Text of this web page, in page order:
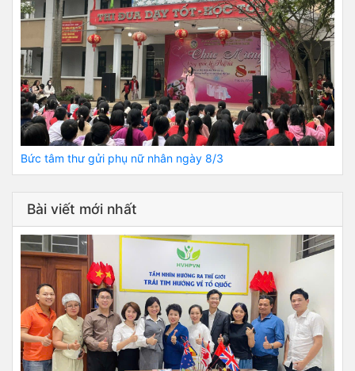
Bức tâm thư gửi phụ nữ nhân ngày 8/3
Bài viết mới nhất